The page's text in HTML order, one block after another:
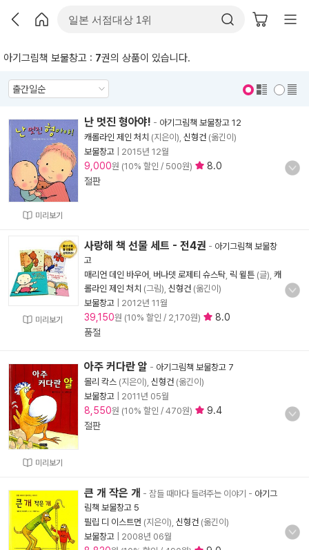
아기그림책 보물창고 : 7권의 상품이 있습니다.
미리보기
난 멋진 형아야! - 아기그림책 보물창고 12
캐롤라인 제인 처치 (지은이), 신형건 (옮긴이)
보물창고
2015년 12월
9,000원 (10% 할인 / 500원)
8.0
절판
미리보기
사랑해 책 선물 세트 - 전4권 - 아기그림책 보물창
고
매리언 데인 바우어 버나뎃 로제티 슈스탁 릭 윌튼 (글), 캐
롤라인 제인 처치 (그림), 신형건 (옮긴이)
보물창고
2012년 11월
39,150원 (10% 할인 / 2,170원)
8.0
품절
미리보기
아주 커다란 알 - 아기그림책 보물창고 7
몰리 칵스 (지은이), 신형건 (옮긴이)
보물창고
2011년 05월
8,550원 (10% 할인 / 470원)
9.4
절판
큰 개 작은 개 - 잠들 때마다 들려주는 이야기 - 아기그
림책 보물창고 5
필립 디 이스트먼 (지은이), 신형건 (옮긴이)
보물창고
2008년 06월